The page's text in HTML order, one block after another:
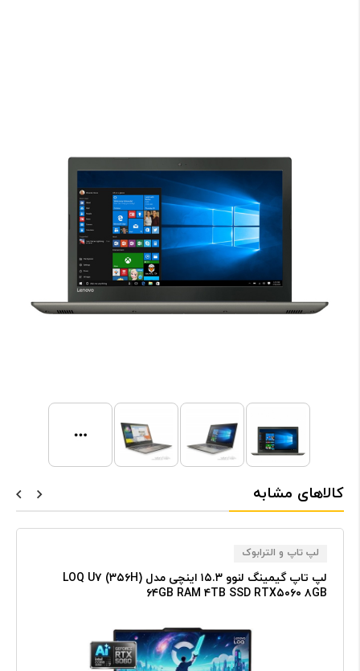
کالاهای مشابه
لپ تاپ و الترابوک
لپ تاپ گیمینگ لنوو ۱۵.۳ اینچی مدل LOQ U۷ (۳۵۶H)
۶۴GB RAM ۴TB SSD RTX۵۰۶۰ ۸GB